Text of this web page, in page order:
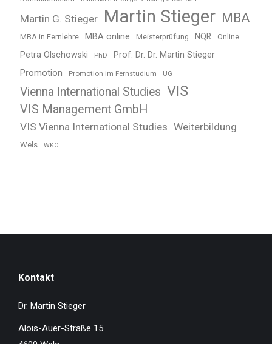
Martin G. Stieger Martin Stieger MBA
MBA in Fernlehre MBA online Meisterprüfung NQR Online
Petra Olschowski PhD Prof. Dr. Dr. Martin Stieger
Promotion Promotion im Fernstudium UG
Vienna International Studies VIS
VIS Management GmbH
VIS Vienna International Studies Weiterbildung
Wels WKO
Kontakt
Dr. Martin Stieger
Alois-Auer-Straße 15